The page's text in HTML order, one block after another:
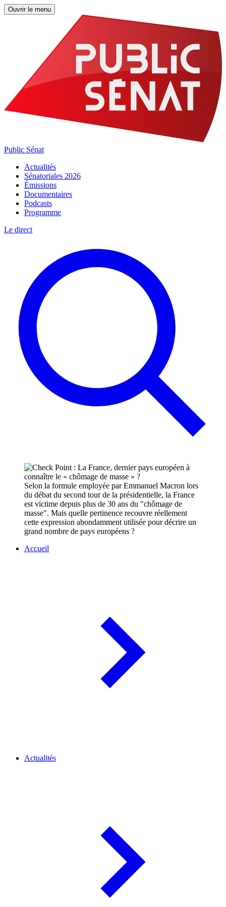
Ouvrir le menu
Public Sénat
Actualités
Sénatoriales 2026
Émissions
Documentaires
Podcasts
Programme
Le direct
Selon la formule employée par Emmanuel Macron lors
du débat du second tour de la présidentielle, la France
est victime depuis plus de 30 ans du "chômage de
masse". Mais quelle pertinence recouvre réellement
cette expression abondamment utilisée pour décrire un
grand nombre de pays européens ?
Accueil
Actualités